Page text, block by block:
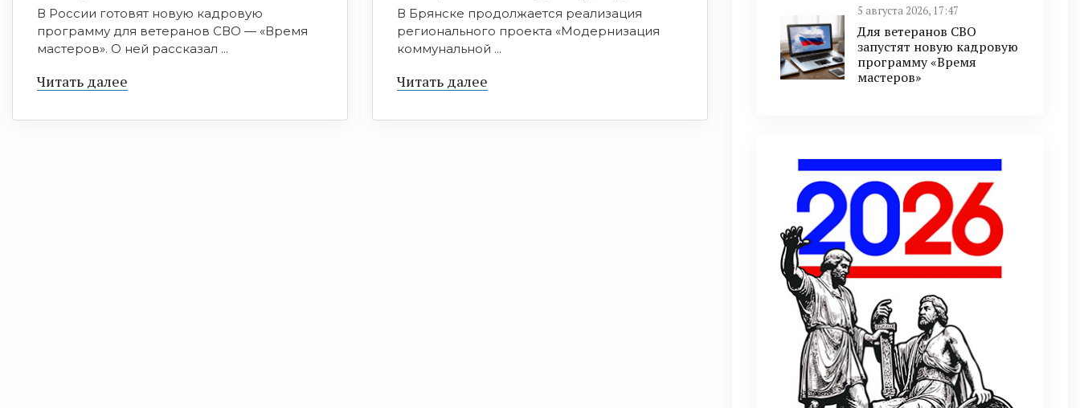
В России готовят новую кадровую
программу для ветеранов СВО — «Время
мастеров». О ней рассказал ...
Читать далее
В Брянске продолжается реализация
регионального проекта «Модернизация
коммунальной ...
Читать далее
5 августа 2026, 17:47
Для ветеранов СВО
запустят новую кадровую
программу «Время
мастеров»